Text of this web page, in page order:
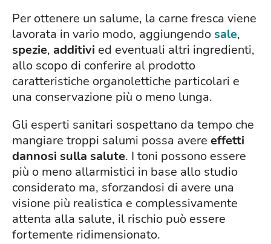
Per ottenere un salume, la carne fresca viene
lavorata in vario modo, aggiungendosale,
spezie, additivi ed eventuali altri ingredienti,
allo scopo di conferire al prodotto
caratteristiche organolettiche particolari e
una conservazione più o meno lunga.
Gli esperti sanitari sospettano da tempo che
mangiare troppi salumi possa avere effetti
dannosi sulla salute. I toni possono essere
più o meno allarmistici in base allo studio
considerato ma, sforzandosi di avere una
visione più realistica e complessivamente
attenta alla salute, il rischio può essere
fortemente ridimensionato.